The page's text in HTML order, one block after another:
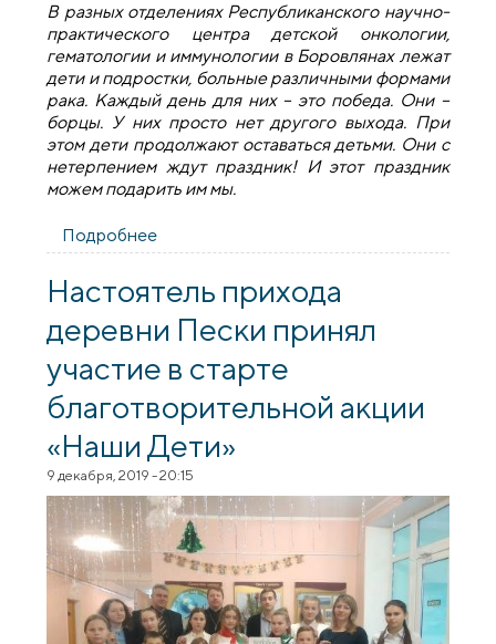
В разных отделениях Республиканского научно-
практического центра детской онкологии,
гематологии и иммунологии в Боровлянах лежат
дети и подростки, больные различными формами
рака. Каждый день для них – это победа. Они –
борцы. У них просто нет другого выхода. При
этом дети продолжают оставаться детьми. Они с
нетерпением ждут праздник! И этот праздник
можем подарить им мы.
Подробнее
Настоятель прихода
деревни Пески принял
участие в старте
благотворительной акции
«Наши Дети»
9 декабря, 2019 - 20:15